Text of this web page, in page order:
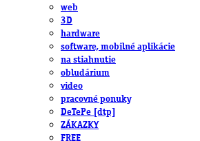
web
3D
hardware
software, mobilné aplikácie
na stiahnutie
obludárium
video
pracovné ponuky
DeTePe [dtp]
ZÁKAZKY
FREE